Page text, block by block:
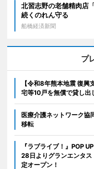
北習志野の老舗精肉店
続くのれん守る
船橋経済新聞
プ
【令和8年熊本地震 復
宅等10戸を無償で貸し出
医療介護ネットワーク協
移転
『ラブライブ！』POP
28日よりグランエンタス
定オープン！